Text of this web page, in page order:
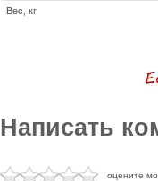
Вес, кг
Написать
оцените